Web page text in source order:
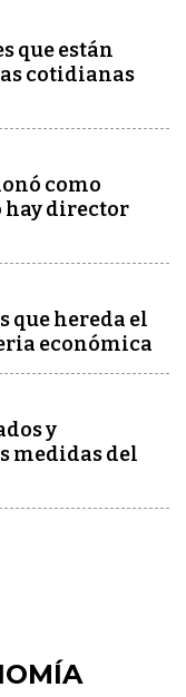
que están
cotidianas
como
hay director
que hereda el
económica
y
medidas del